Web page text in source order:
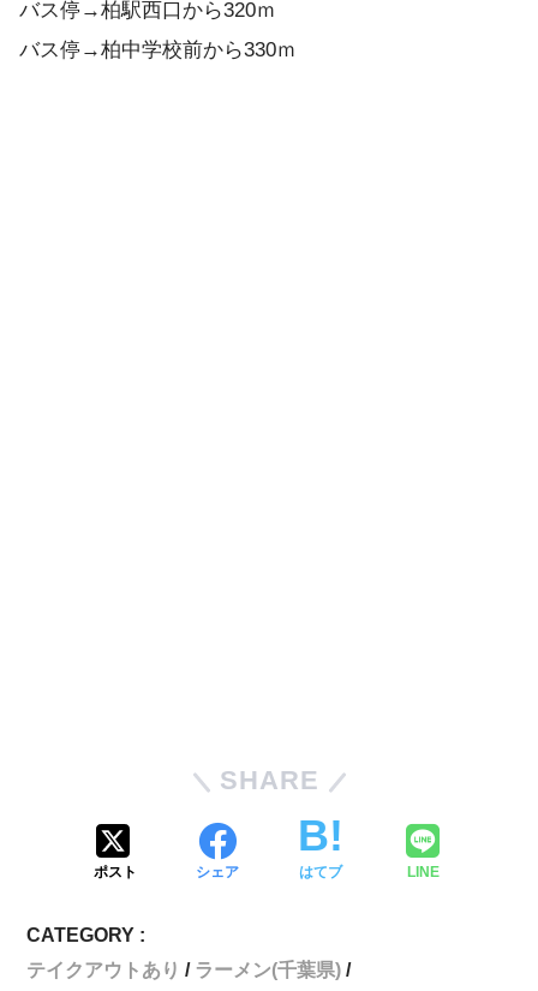
バス停→柏駅西口から320ｍ
バス停→柏中学校前から330ｍ
SHARE
ポスト シェア はてブ LINE
CATEGORY :
テイクアウトあり
ラーメン(千葉県)